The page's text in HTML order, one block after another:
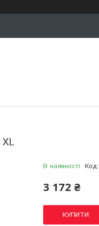
В наявності Код:
3 172 ₴
КУПИТИ